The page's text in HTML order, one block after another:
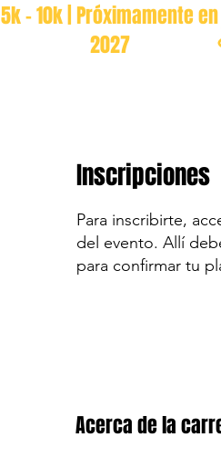
5k - 10k | Próximamente en
2027
Inscripciones
Para inscribirte,
del evento. Allí
para confirmar tu
Acerca de la